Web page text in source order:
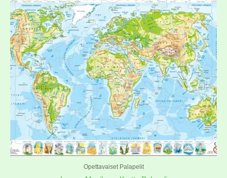
Opettavaiset Palapelit